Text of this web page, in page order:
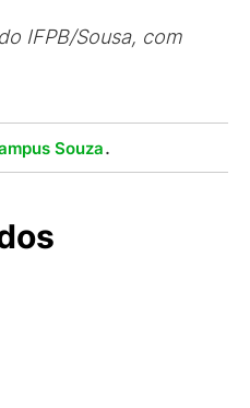
IFPB/Sousa, com
Souza.